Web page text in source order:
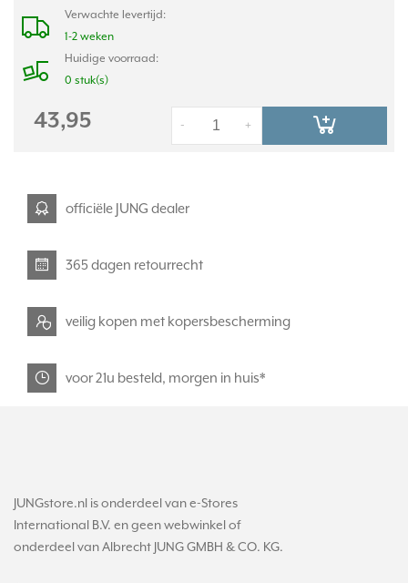
Verwachte levertijd:
1-2 weken
Huidige voorraad:
0 stuk(s)
43,95 +
-
officiële JUNG dealer
365 dagen retourrecht
veilig kopen met kopersbescherming
voor 21u besteld, morgen in huis*
JUNGstore.nl is onderdeel van e-Stores
International B.V. en geen webwinkel of
onderdeel van Albrecht JUNG GMBH & CO. KG.